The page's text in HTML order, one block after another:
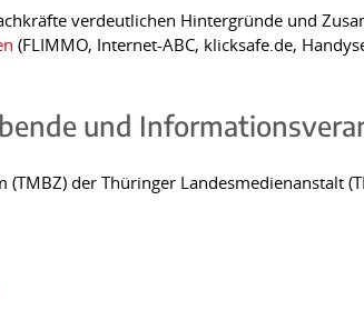
verdeutlichen Hintergründe und
(FLIMMO, Internet-ABC, klicksafe.de,
und
der Thüringer Landesmedienanstalt